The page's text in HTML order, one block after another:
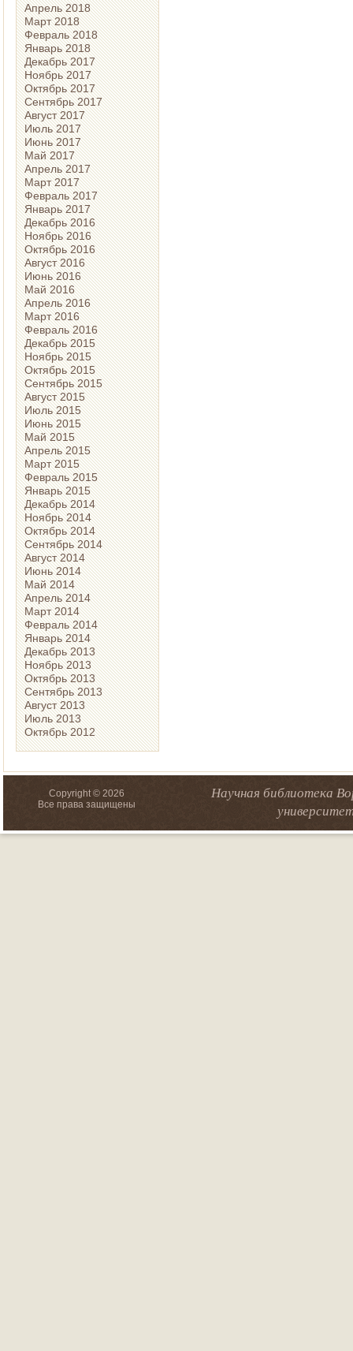
Апрель 2018
Март 2018
Февраль 2018
Январь 2018
Декабрь 2017
Ноябрь 2017
Октябрь 2017
Сентябрь 2017
Август 2017
Июль 2017
Июнь 2017
Май 2017
Апрель 2017
Март 2017
Февраль 2017
Январь 2017
Декабрь 2016
Ноябрь 2016
Октябрь 2016
Август 2016
Июнь 2016
Май 2016
Апрель 2016
Март 2016
Февраль 2016
Декабрь 2015
Ноябрь 2015
Октябрь 2015
Сентябрь 2015
Август 2015
Июль 2015
Июнь 2015
Май 2015
Апрель 2015
Март 2015
Февраль 2015
Январь 2015
Декабрь 2014
Ноябрь 2014
Октябрь 2014
Сентябрь 2014
Август 2014
Июнь 2014
Май 2014
Апрель 2014
Март 2014
Февраль 2014
Январь 2014
Декабрь 2013
Ноябрь 2013
Октябрь 2013
Сентябрь 2013
Август 2013
Июль 2013
Октябрь 2012
Copyright © 2026
Все права защищены
Научная библиотека